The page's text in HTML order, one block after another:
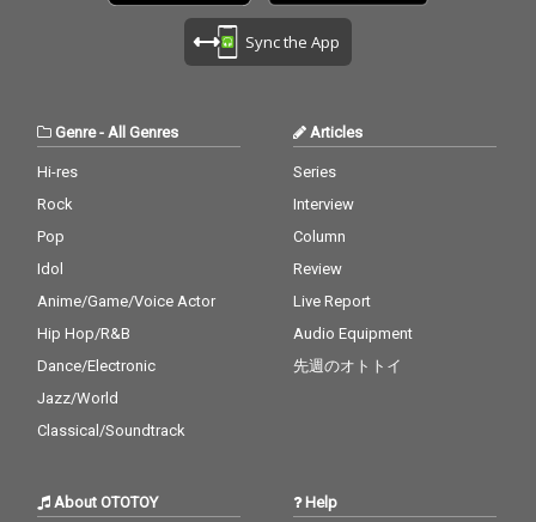
Sync the App
Genre-All Genres
Hi-res
Rock
Pop
Idol
Anime/Game/Voice Actor
Hip Hop/R&B
Dance/Electronic
Jazz/World
Classical/Soundtrack
Articles
Series
Interview
Column
Review
Live Report
Audio Equipment
先週のオトトイ
About OTOTOY Help